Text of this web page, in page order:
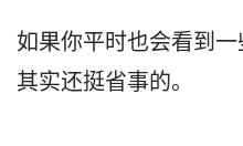
如果你平时也会看到
其实还挺省事的。